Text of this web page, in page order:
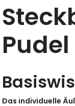
Pudel
Das individuelle